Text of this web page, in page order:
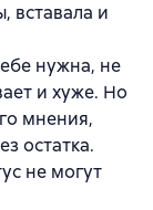
вставала и
нужна, не
и хуже. Но
мнения,
остатка.
не могут